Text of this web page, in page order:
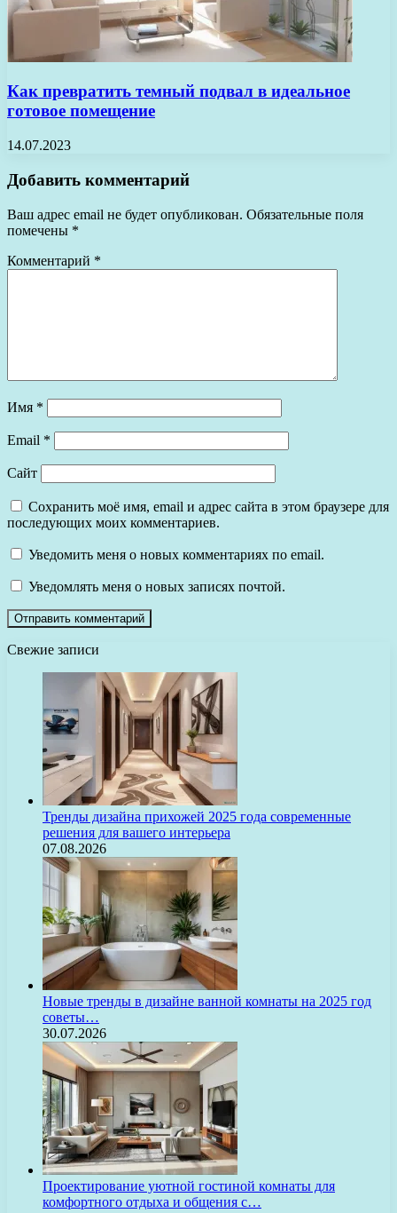
Как превратить темный подвал в идеальное
готовое помещение
14.07.2023
Добавить комментарий
Ваш адрес email не будет опубликован. Обязательные поля
помечены *
Комментарий *
Имя *
Email *
Сайт
Сохранить моё имя, email и адрес сайта в этом браузере для
последующих моих комментариев.
Уведомить меня о новых комментариях по email.
Уведомлять меня о новых записях почтой.
Свежие записи
Тренды дизайна прихожей 2025 года современные
решения для вашего интерьера
07.08.2026
Новые тренды в дизайне ванной комнаты на 2025 год
советы…
30.07.2026
Проектирование уютной гостиной комнаты для
комфортного отдыха и общения с…